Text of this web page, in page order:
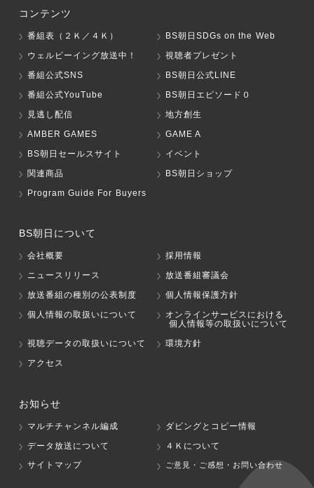
コンテンツ
番組表（２Ｋ／４Ｋ）
BS朝日SDGs on the Web
ウェルビーイング放送中！
視聴者プレゼント
番組公式SNS
BS朝日公式LINE
番組公式YouTube
BS朝日エピソード０
見逃し配信
地方創生
AMBER GAMES
GAME A
BS朝日セールスサイト
イベント
関連商品
BS朝日ショップ
Program Guide For Buyers
BS朝日について
会社概要
採用情報
ニュースリリース
放送番組審議会
放送番組の種別の公表制度
個人情報保護方針
個人情報の取扱いについて
オンラインサービスにおける
個人情報等の取扱いについて
視聴データの取扱いについて
環境方針
アクセス
お知らせ
マルチチャンネル編成
ダビングとコピー情報
データ放送について
４Ｋについて
サイトマップ
ご意見・ご感想・お問い合わせ